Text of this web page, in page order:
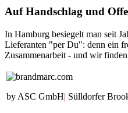
AufHandschlag und
In Hamburg besiegelt man seit
Lieferanten "per Du": denn ein
Zusammenarbeit - und wir
by ASC GmbH| Sülldorfer